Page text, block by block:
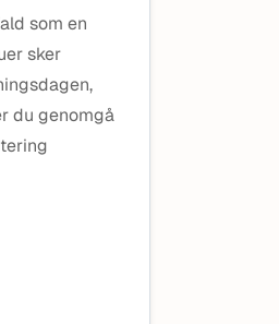
som en
sker
du genomgå